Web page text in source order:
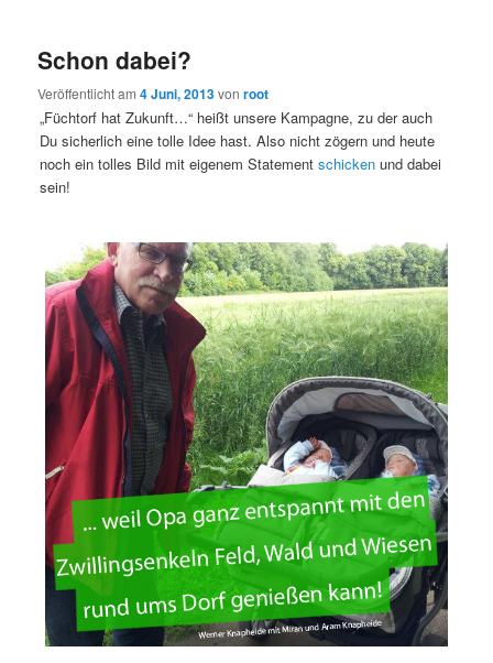
Schon dabei?
Veröffentlicht am4 Juni, 2013vonroot
„Füchtorf hat Zukunft…“ heißt unsere Kampagne, zu der auch
Du sicherlich eine tolle Idee hast. Also nicht zögern und heute
noch ein tolles Bild mit eigenem Statementschicken und dabei
sein!